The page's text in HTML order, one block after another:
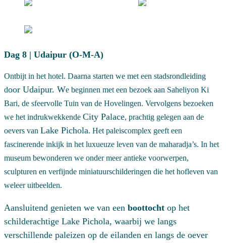
Dag 8 | Udaipur (O-M-A)
Ontbijt in het hotel. Daarna starten we met een stadsrondleiding
door Udaipur. We beginnen met een bezoek aan Saheliyon Ki
Bari, de sfeervolle Tuin van de Hovelingen. Vervolgens bezoeken
we het indrukwekkende City Palace, prachtig gelegen aan de
oevers van Lake Pichola. Het paleiscomplex geeft een
fascinerende inkijk in het luxueuze leven van de maharadja’s. In het
museum bewonderen we onder meer antieke voorwerpen,
sculpturen en verfijnde miniatuurschilderingen die het hofleven van
weleer uitbeelden.
Aansluitend genieten we van een boottocht op het
schilderachtige Lake Pichola, waarbij we langs
verschillende paleizen op de eilanden en langs de oever